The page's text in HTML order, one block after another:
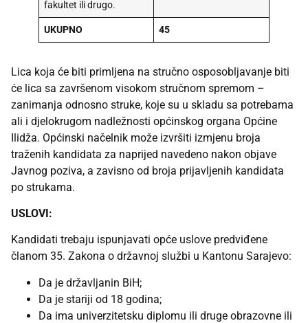
fakultet ili drugo.
UKUPNO 45
Lica koja će biti primljena na stručno osposobljavanje biti
će lica sa završenom visokom stručnom spremom –
zanimanja odnosno struke, koje su u skladu sa potrebama
ali i djelokrugom nadležnosti općinskog organa Općine
Ilidža. Općinski načelnik može izvršiti izmjenu broja
traženih kandidata za naprijed navedeno nakon objave
Javnog poziva, a zavisno od broja prijavljenih kandidata
po strukama.
USLOVI:
Kandidati trebaju ispunjavati opće uslove predviđene
članom 35. Zakona o državnoj službi u Kantonu Sarajevo:
Da je državljanin BiH;
Da je stariji od 18 godina;
Da ima univerzitetsku diplomu ili druge obrazovne ili